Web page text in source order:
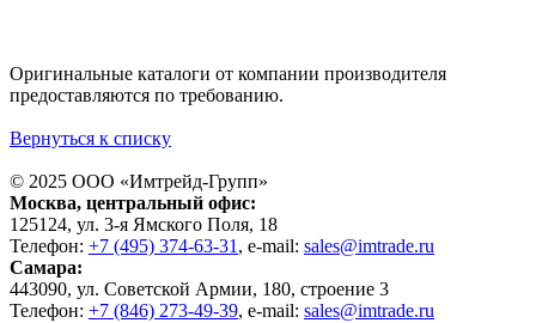
Оригинальные каталоги от компании производителя
предоставляются по требованию.
Вернуться к списку
© 2025 ООО «Имтрейд-Групп»
Москва, центральный офис:
125124, ул. 3-я Ямского Поля, 18
Телефон: +7 (495) 374-63-31 , e-mail: sales@imtrade.ru
Самара:
443090, ул. Советской Армии, 180, строение 3
Телефон: +7 (846) 273-49-39, e-mail: sales@imtrade.ru